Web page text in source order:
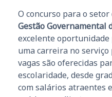
O concurso para o setor
Gestão Governamental
excelente oportunidade
uma carreira no
vagas são oferecidas
escolaridade, desde
com salários atraentes